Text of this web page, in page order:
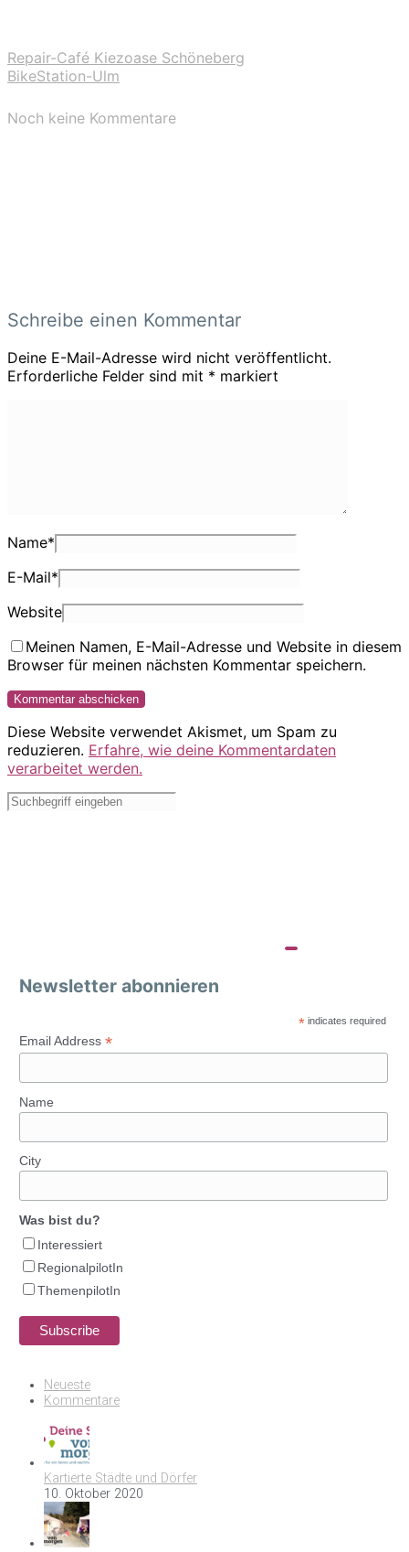
Repair-Café Kiezoase Schöneberg
BikeStation-Ulm
Noch keine Kommentare
Schreibe einen Kommentar
Deine E-Mail-Adresse wird nicht veröffentlicht.
Erforderliche Felder sind mit * markiert
Name*
E-Mail*
Website
Meinen Namen, E-Mail-Adresse und Website in diesem
Browser für meinen nächsten Kommentar speichern.
Diese Website verwendet Akismet, um Spam zu
reduzieren. Erfahre, wie deine Kommentardaten
verarbeitet werden.
Newsletter abonnieren
* indicates required
Email Address *
Name
City
Was bist du?
Interessiert
RegionalpilotIn
ThemenpilotIn
Neueste
Kommentare
Kartierte Städte und Dörfer
10. Oktober 2020